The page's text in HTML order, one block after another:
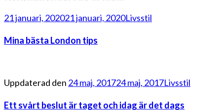
21 januari, 202021 januari, 2020Livsstil
Mina bästa London tips
Uppdaterad den 24 maj, 201724 maj, 2017Livsstil
Ett svårt beslut är taget och idag är det dags